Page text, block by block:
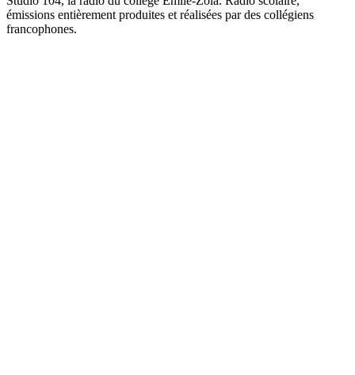
émissions entièrement produites et réalisées par des collégiens
francophones.